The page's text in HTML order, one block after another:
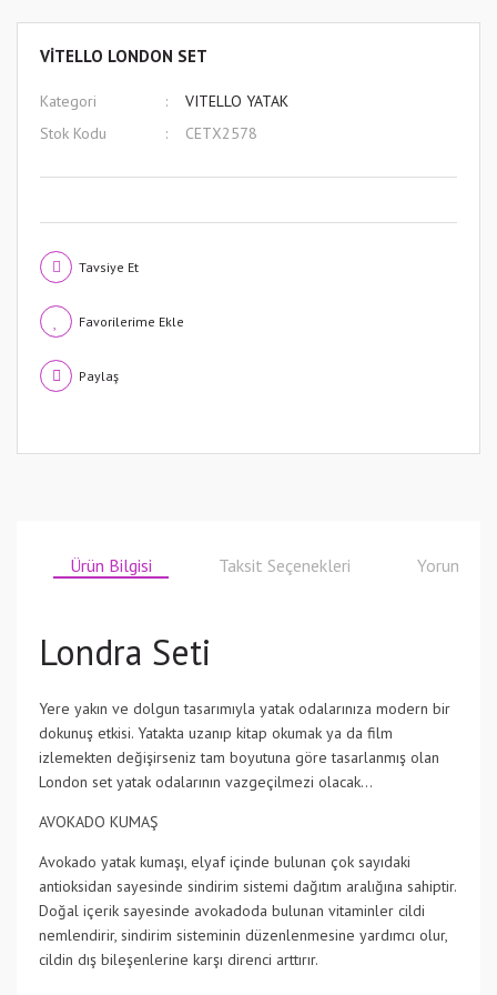
VİTELLO LONDON SET
Kategori
VITELLO YATAK
Stok Kodu
CETX2578
Tavsiye Et
Paylaş
Ürün Bilgisi Taksit Seçenekleri Yorumlar
Londra Seti
Yere yakın ve dolgun tasarımıyla yatak odalarınıza modern bir
dokunuş etkisi. Yatakta uzanıp kitap okumak ya da film
izlemekten değişirseniz tam boyutuna göre tasarlanmış olan
London set yatak odalarının vazgeçilmezi olacak…
AVOKADO KUMAŞ
Avokado yatak kumaşı, elyaf içinde bulunan çok sayıdaki
antioksidan sayesinde sindirim sistemi dağıtım aralığına sahiptir.
Doğal içerik sayesinde avokadoda bulunan vitaminler cildi
nemlendirir, sindirim sisteminin düzenlenmesine yardımcı olur,
cildin dış bileşenlerine karşı direnci arttırır.